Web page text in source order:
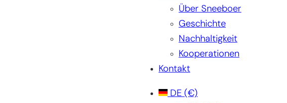
Über Sneeboer
Geschichte
Nachhaltigkeit
Kooperationen
Kontakt
DE (€)